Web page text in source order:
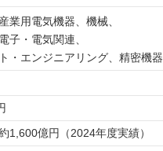
業用電気機器
機械
子・電気関連
・エンジニアリング
精密機器
1,600億円（2024年度実績）